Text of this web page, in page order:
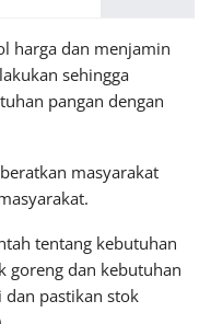
harga dan menjamin
sehingga
pangan dengan
masyarakat
tentang kebutuhan
goreng dan kebutuhan
dan pastikan stok